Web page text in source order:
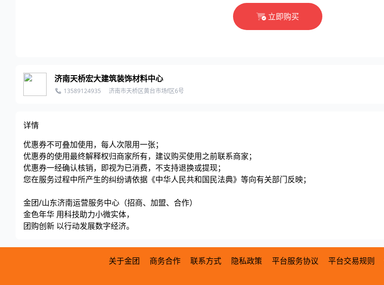
立即购买
济南天桥宏大建筑装饰材料中心
13589124935 济南市天桥区黄台市场f区6号
详情
优惠券不可叠加使用，每人次限用一张；
优惠券的使用最终解释权归商家所有，建议购买使用之前联系商家；
优惠券一经确认核销，即视为已消费，不支持退换或提现；
您在服务过程中所产生的纠纷请依据《中华人民共和国民法典》等向有关部门反映；
金团/山东济南运营服务中心（招商、加盟、合作）
金色年华 用科技助力小微实体，
团购创新 以行动发展数字经济。
关于金团 商务合作 联系方式 隐私政策 平台服务协议 平台交易规则